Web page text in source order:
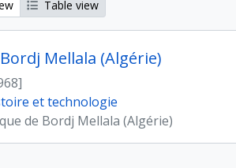
Table view
Mellala (Algérie)
et technologie
de Bordj Mellala (Algérie)